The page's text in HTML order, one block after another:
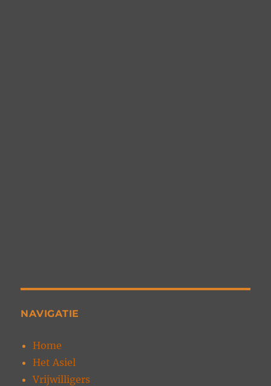
NAVIGATIE
Home
Het Asiel
Vrijwilligers